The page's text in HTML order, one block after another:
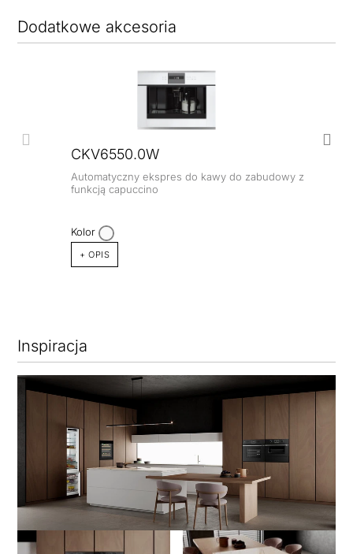
Dodatkowe akcesoria
CKV6550.0W
Automatyczny ekspres do kawy do zabudowy z
funkcją capuccino
Kolor
+ OPIS
Inspiracja